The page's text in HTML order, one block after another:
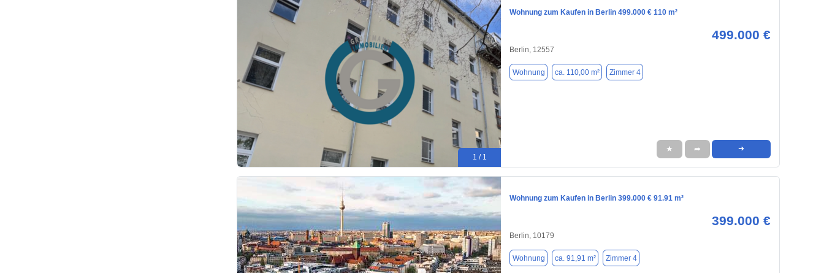
1 / 1
Wohnung zum Kaufen in Berlin 499.000 € 110 m²
499.000 €
Berlin, 12557
Wohnung ca. 110,00 m² Zimmer 4
★ ➦ ➜
Wohnung zum Kaufen in Berlin 399.000 € 91.91 m²
399.000 €
Berlin, 10179
Wohnung ca. 91,91 m² Zimmer 4